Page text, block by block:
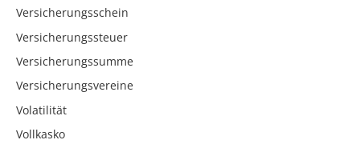
Versicherungsschein
Versicherungssteuer
Versicherungssumme
Versicherungsvereine
Volatilität
Vollkasko